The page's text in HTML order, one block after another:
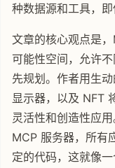
种数据源和工具，即
文章的核心观点是
可能性空间，允许
先规划。作者用生
显示器，以及 NFT
灵活性和创造性应
MCP 服务器，所有
定的代码，这就像